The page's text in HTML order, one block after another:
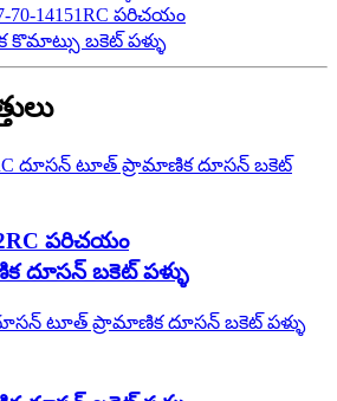
70-14151RC పరిచయం
బకెట్ పళ్ళు
పరిచయం
దూసన్ బకెట్ పళ్ళు